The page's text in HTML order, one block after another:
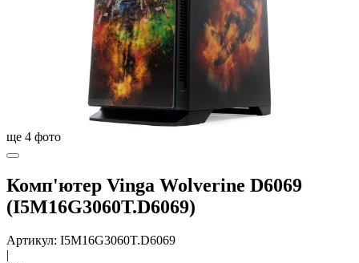
ще 4 фото
Комп'ютер Vinga Wolverine D6069
(I5M16G3060T.D6069)
Артикул: I5M16G3060T.D6069